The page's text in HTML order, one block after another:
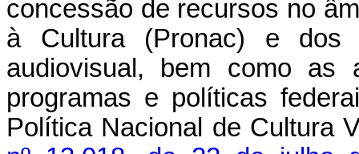
concessão de recursos no
à Cultura (Pronac) e dos
audiovisual, bem como as
programas e políticas
Política Nacional de Cultura